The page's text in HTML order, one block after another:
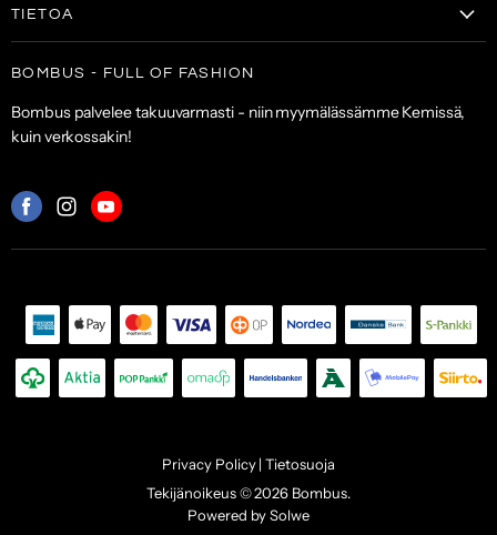
Laukut & lompakot
Asusteet
ALE
Laukut & lompakot
TIETOA
Toimitus- ja maksuehdot
Palveluehdot
BOMBUS - FULL OF FASHION
Bombus palvelee takuuvarmasti - niin myymälässämme Kemissä,
kuin verkossakin!
Mistä
MistäMistä
Privacy Policy | Tietosuoja
Tekijänoikeus © 2026 Bombus.
Powered by Solwe